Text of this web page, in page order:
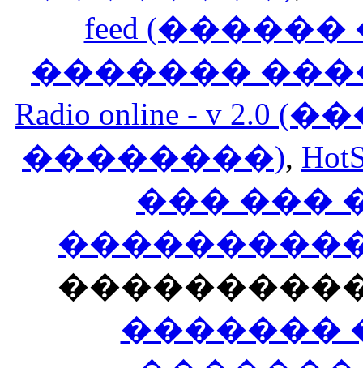
feed
�������
Radio online - v
��������),
��� ���
�������